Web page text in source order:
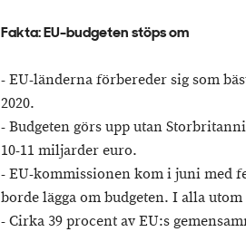
Fakta: EU-budgeten stöps om
- EU-länderna förbereder sig som
2020.
- Budgeten görs upp utan
10-11 miljarder euro.
- EU-kommissionen kom i juni med
borde lägga om budgeten. I alla
- Cirka 39 procent av EU:s